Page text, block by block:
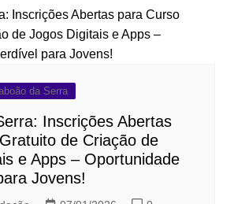
da Serra
Inscrições Abertas
de Criação de
e Apps – Oportunidade
Jovens!